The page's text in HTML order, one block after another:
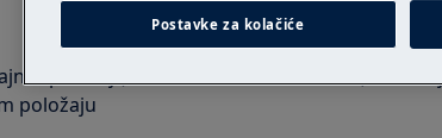
položaj (odnosi se na neke modele). Ne smije
položaju
Postavke za kolačiće